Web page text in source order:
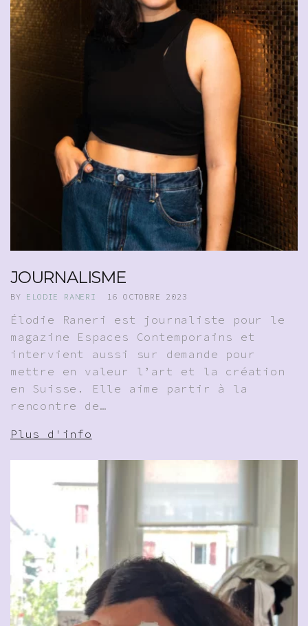
JOURNALISME
BY ELODIE RANERI 16 OCTOBRE 2023
Élodie Raneri est journaliste pour le
magazine Espaces Contemporains et
intervient aussi sur demande pour
mettre en valeur l’art et la création
en Suisse. Elle aime partir à la
rencontre de…
Plus d'info